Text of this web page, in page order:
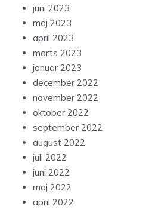
juni 2023
maj 2023
april 2023
marts 2023
januar 2023
december 2022
november 2022
oktober 2022
september 2022
august 2022
juli 2022
juni 2022
maj 2022
april 2022